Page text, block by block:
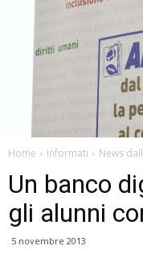
Home Informati News
Un banco
gli alunni
5 novembre 2013